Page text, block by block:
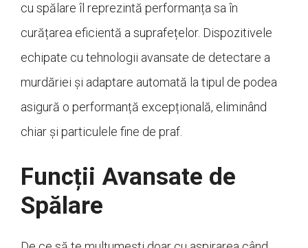
cu spălare îl reprezintă performanța sa în
curățarea eficientă a suprafețelor. Dispozitivele
echipate cu tehnologii avansate de detectare a
murdăriei și adaptare automată la tipul de podea
asigură o performanță excepțională, eliminând
chiar și particulele fine de praf.
Funcții Avansate de
Spălare